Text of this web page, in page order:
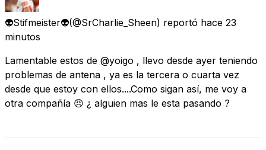
👽​Stifmeister👽​(@SrCharlie_Sheen) reportó hace 23
minutos
Lamentable estos de @yoigo , llevo desde ayer teniendo
problemas de antena , ya es la tercera o cuarta vez
desde que estoy con ellos....Como sigan así, me voy a
otra compañía 😠 ¿ alguien mas le esta pasando ?